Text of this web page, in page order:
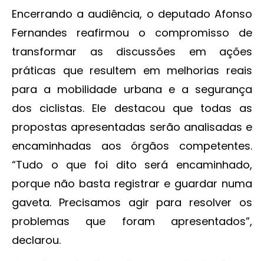
Encerrando a audiência, o deputado Afonso
Fernandes reafirmou o compromisso de
transformar as discussões em ações
práticas que resultem em melhorias reais
para a mobilidade urbana e a segurança
dos ciclistas. Ele destacou que todas as
propostas apresentadas serão analisadas e
encaminhadas aos órgãos competentes.
“Tudo o que foi dito será encaminhado,
porque não basta registrar e guardar numa
gaveta. Precisamos agir para resolver os
problemas que foram apresentados”,
declarou.